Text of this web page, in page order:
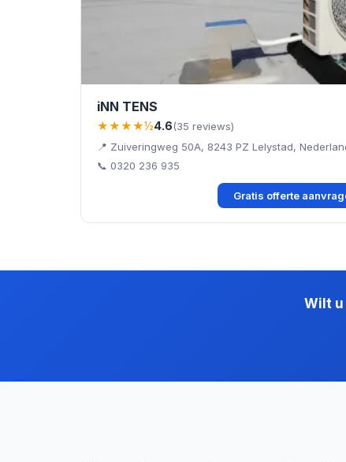
iNN TENS
★★★★½4.6(35 reviews)
📍 Zuiveringweg 50A, 8243 PZ Lelystad,
📞 0320 236 935
Gratis offerte
Wilt